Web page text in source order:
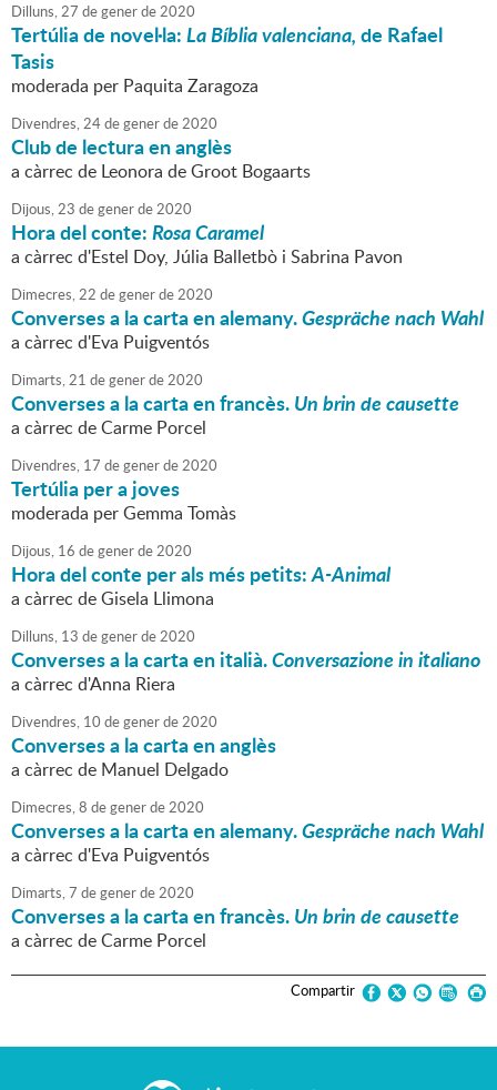
Dilluns,27 degenerde2020
Tertúlia de novel·la:La Bíblia valenciana,de Rafael
Tasis
moderada per Paquita Zaragoza
Divendres,24degenerde2020
Club de lectura en anglès
a càrrec de Leonora de Groot Bogaarts
Dijous,23 degenerde2020
Hora del conte:Rosa Caramel
a càrrec d'Estel Doy, Júlia Balletbò i Sabrina Pavon
Dimecres,22 degenerde2020
Converses a la carta en alemany.Gespräche nach Wahl
a càrrec d'Eva Puigventós
Dimarts,21 degenerde2020
Converses a la carta en francès.Un brin de causette
a càrrec de Carme Porcel
Divendres, 17 degenerde2020
Tertúlia per a joves
moderada per Gemma Tomàs
Dijous, 16 degenerde2020
Hora del conte per als més petits:A-Animal
a càrrec de Gisela Llimona
Dilluns, 13 degenerde2020
Converses a la carta en italià.Conversazione in italiano
a càrrec d'Anna Riera
Divendres, 10 degenerde2020
Converses a la carta en anglès
a càrrec de Manuel Delgado
Dimecres,8 degenerde2020
Converses a la carta en alemany.Gespräche nach Wahl
a càrrec d'Eva Puigventós
Dimarts,7 degenerde2020
Converses a la carta en francès.Un brin de causette
a càrrec de Carme Porcel
Compartir